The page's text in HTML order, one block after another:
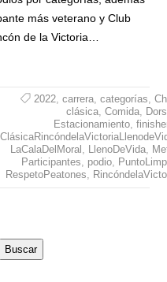
más veterano y Club
de la Victoria…
2022 ,carrera ,categorías ,
clásica ,Comida
Estacionamiento ,
LaCalaDelMoral
LlenoDeVida
Participantes
podio
RespetoPeatones
Buscar